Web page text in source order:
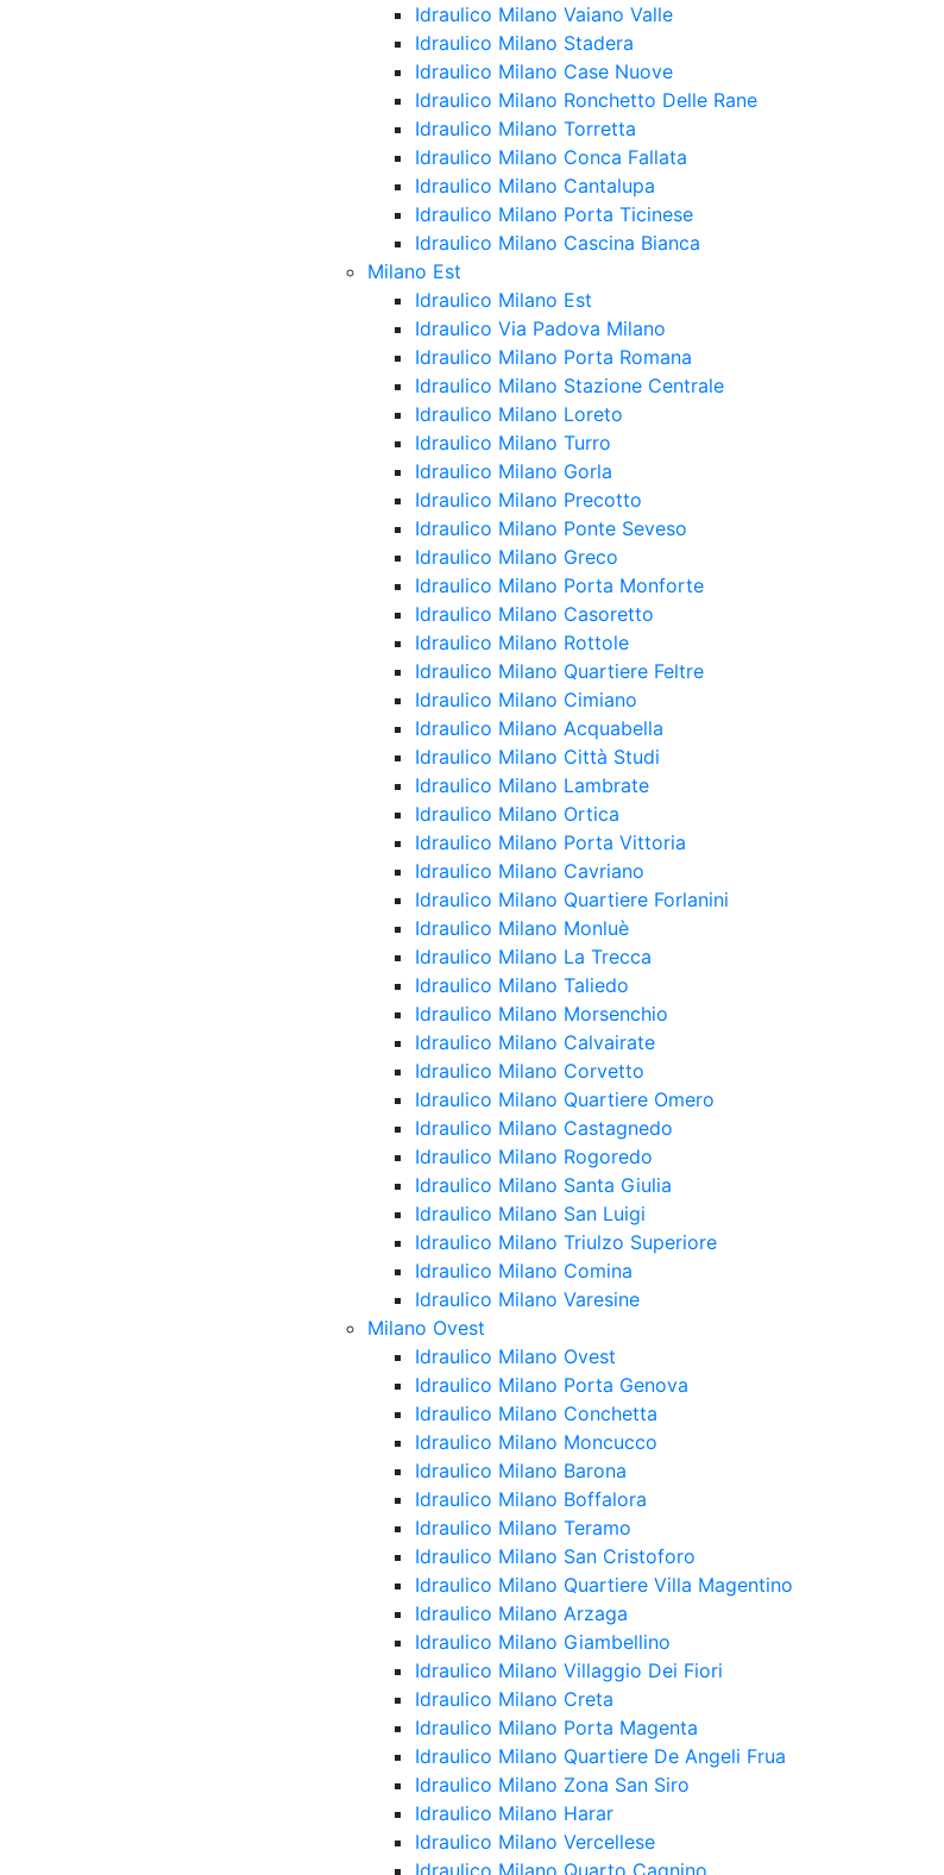
Idraulico Milano Vaiano Valle
Idraulico Milano Stadera
Idraulico Milano Case Nuove
Idraulico Milano Ronchetto Delle Rane
Idraulico Milano Torretta
Idraulico Milano Conca Fallata
Idraulico Milano Cantalupa
Idraulico Milano Porta Ticinese
Idraulico Milano Cascina Bianca
Milano Est
Idraulico Milano Est
Idraulico Via Padova Milano
Idraulico Milano Porta Romana
Idraulico Milano Stazione Centrale
Idraulico Milano Loreto
Idraulico Milano Turro
Idraulico Milano Gorla
Idraulico Milano Precotto
Idraulico Milano Ponte Seveso
Idraulico Milano Greco
Idraulico Milano Porta Monforte
Idraulico Milano Casoretto
Idraulico Milano Rottole
Idraulico Milano Quartiere Feltre
Idraulico Milano Cimiano
Idraulico Milano Acquabella
Idraulico Milano Città Studi
Idraulico Milano Lambrate
Idraulico Milano Ortica
Idraulico Milano Porta Vittoria
Idraulico Milano Cavriano
Idraulico Milano Quartiere Forlanini
Idraulico Milano Monluè
Idraulico Milano La Trecca
Idraulico Milano Taliedo
Idraulico Milano Morsenchio
Idraulico Milano Calvairate
Idraulico Milano Corvetto
Idraulico Milano Quartiere Omero
Idraulico Milano Castagnedo
Idraulico Milano Rogoredo
Idraulico Milano Santa Giulia
Idraulico Milano San Luigi
Idraulico Milano Triulzo Superiore
Idraulico Milano Comina
Idraulico Milano Varesine
Milano Ovest
Idraulico Milano Ovest
Idraulico Milano Porta Genova
Idraulico Milano Conchetta
Idraulico Milano Moncucco
Idraulico Milano Barona
Idraulico Milano Boffalora
Idraulico Milano Teramo
Idraulico Milano San Cristoforo
Idraulico Milano Quartiere Villa Magentino
Idraulico Milano Arzaga
Idraulico Milano Giambellino
Idraulico Milano Villaggio Dei Fiori
Idraulico Milano Creta
Idraulico Milano Porta Magenta
Idraulico Milano Quartiere De Angeli Frua
Idraulico Milano Zona San Siro
Idraulico Milano Harar
Idraulico Milano Vercellese
Idraulico Milano Quarto Cagnino